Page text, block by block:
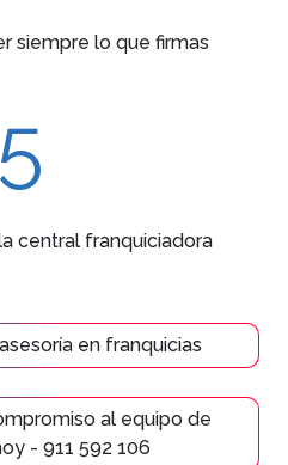
siempre lo que firmas
5
central franquiciadora
en franquicias
al equipo de
- 911 592 106